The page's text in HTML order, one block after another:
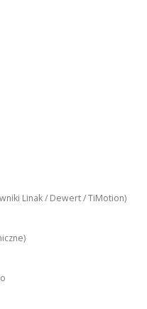
Linak / Dewert / TiMotion)